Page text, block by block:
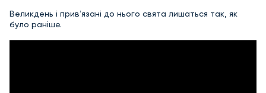
Великдень і привʼязані до нього свята лишаться так, як
було раніше.